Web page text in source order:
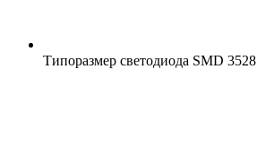
Типоразмер светодиода SMD 3528